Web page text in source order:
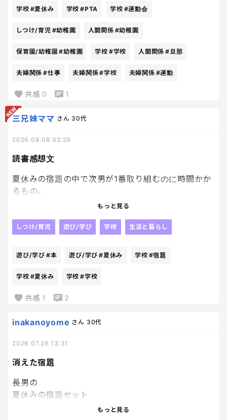
学校や幼稚園のPTAも完成ないし、何も気にせず、運
いいな。
楽な人生だなぁ。
学校 #夏休み 学校 #PTA 学校 #運動会
しつけ/育児 #幼稚園 人間関係 #幼稚園
保育園/幼稚園 #幼稚園 学校 #学校 人間関係 #旦那
夫婦関係 #仕事 夫婦関係#学校 夫婦関係 #運動
共感 0 1
読書感想文
三兄妹ママ さん 30代
2026.08.08 02:29
夏休みの宿題の中で次男が1番取り組むのに時間かか
るもの。
ことが無理な様子。
読書感想文だから、読者しないと事が進まないの
のセンスが皆無すぎて読書感想文かけるような本で
はぁぁぁ。
もっと見る
しつけ/育児 遊び/学び 学校 生活と暮らし
遊び/学び #本 遊び/学び #夏休み 学校 #宿題
学校 #夏休み 学校 #学校
共感 1 2
消えた宿題
inakanoyome さん 30代
2026.07.26 13:31
長男の
夏休みの宿題セット
が一式無くなりなりました😇😇
もっと見る